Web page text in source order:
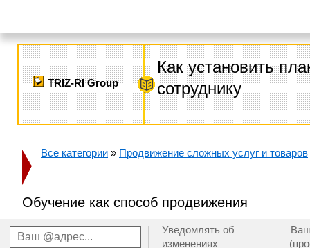
TRIZ-RI Group
Как установить
сотруднику
Все категории » Продвижение сложных услуг и товаров
Обучение как способ продвижения
Уведомлять об
изменениях